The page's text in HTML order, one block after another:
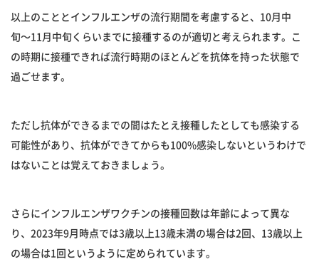
以上のこととインフルエンザの流行期間を考慮すると、10月中
旬〜11月中旬くらいまでに接種するのが適切と考えられます。こ
の時期に接種できれば流行時期のほとんどを抗体を持った状態で
過ごせます。
ただし抗体ができるまでの間はたとえ接種したとしても感染する
可能性があり、抗体ができてからも100%感染しないというわけで
はないことは覚えておきましょう。
さらにインフルエンザワクチンの接種回数は年齢によって異な
り、2023年9月時点では3歳以上13歳未満の場合は2回、13歳以上
の場合は1回というように定められています。